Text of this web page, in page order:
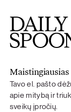
Tavo el. pašto
apie mitybą ir
sveikų įpročių.